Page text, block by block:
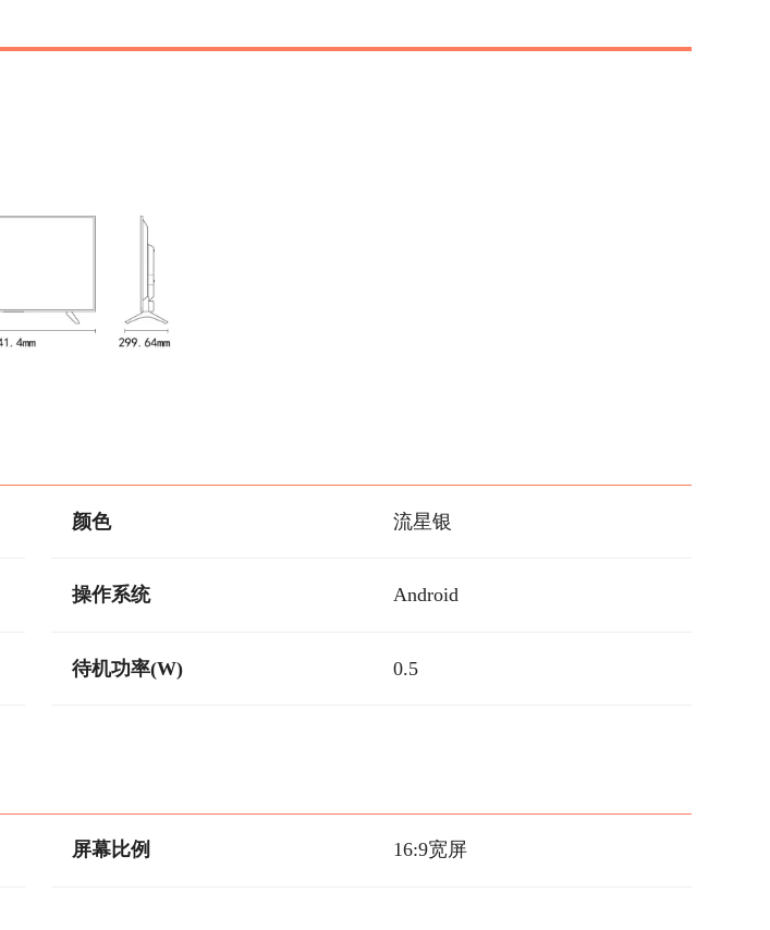
颜色 流星银
操作系统 Android
待机功率(W) 0.5
屏幕比例 16:9宽屏